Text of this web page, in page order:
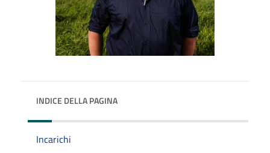
INDICE DELLA PAGINA
Incarichi